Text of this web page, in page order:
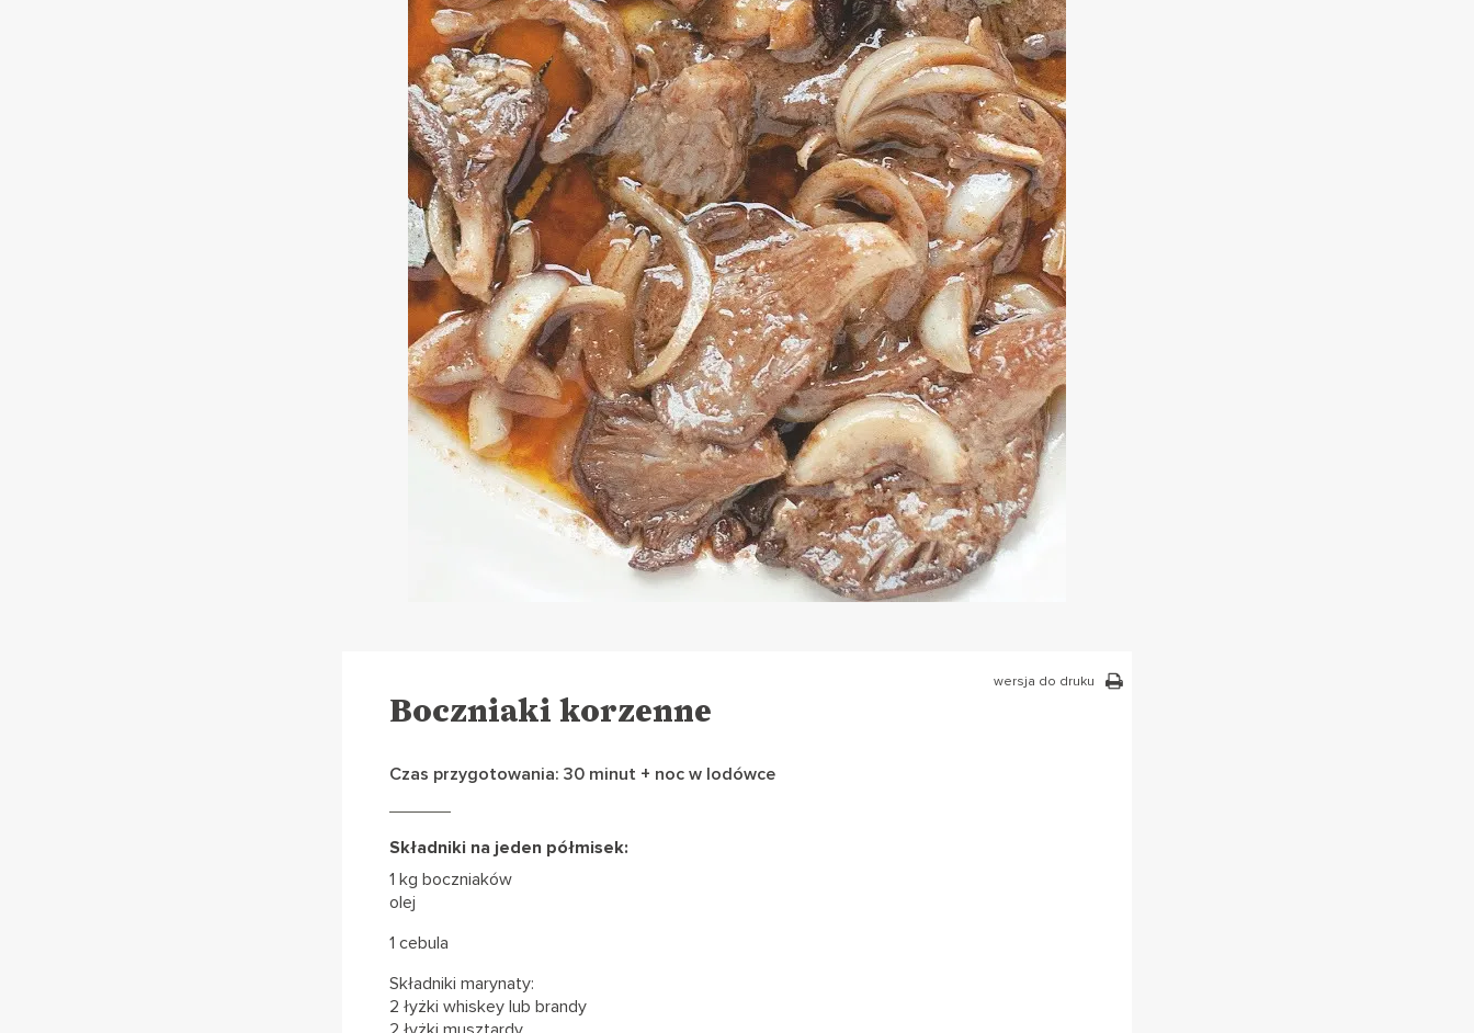
wersja do druku
Boczniaki korzenne
Czas przygotowania: 30 minut + noc w lodówce
Składniki na jeden półmisek:
1 kg boczniaków
olej
1 cebula
Składniki marynaty:
2 łyżki whiskey lub brandy